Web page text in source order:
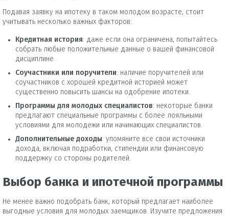
Подавая заявку на ипотеку в таком молодом возрасте, стоит
учитывать несколько важных факторов:
Кредитная история: даже если она ограничена, попытайтесь
собрать любые положительные данные о вашей финансовой
дисциплине.
Соучастники или поручители: наличие поручителей или
соучастников с хорошей кредитной историей может
существенно повысить шансы на одобрение ипотеки.
Программы для молодых специалистов: некоторые банки
предлагают специальные программы с более лояльными
условиями для молодежи или начинающих специалистов.
Дополнительные доходы: упомяните все свои источники
дохода, включая подработки, стипендии или финансовую
поддержку со стороны родителей.
Выбор банка и ипотечной программы
Не менее важно подобрать банк, который предлагает наиболее
выгодные условия для молодых заемщиков. Изучите предложения